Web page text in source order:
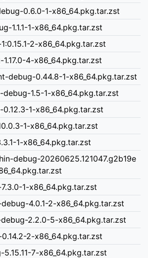
0.6.0-1-x86_64.pkg.tar.zst
1.1.1-1-x86_64.pkg.tar.zst
2-x86_64.pkg.tar.zst
4-x86_64.pkg.tar.zst
debug-0.44.8-1-x86_64.pkg.tar.zst
1.5-1-x86_64.pkg.tar.zst
1-x86_64.pkg.tar.zst
1-x86_64.pkg.tar.zst
1-x86_64.pkg.tar.zst
debug-20260625.121047.g2b19e
1-x86_64.pkg.tar.zst
4.0.1-2-x86_64.pkg.tar.zst
2.2.0-5-x86_64.pkg.tar.zst
2-x86_64.pkg.tar.zst
7-x86_64.pkg.tar.zst